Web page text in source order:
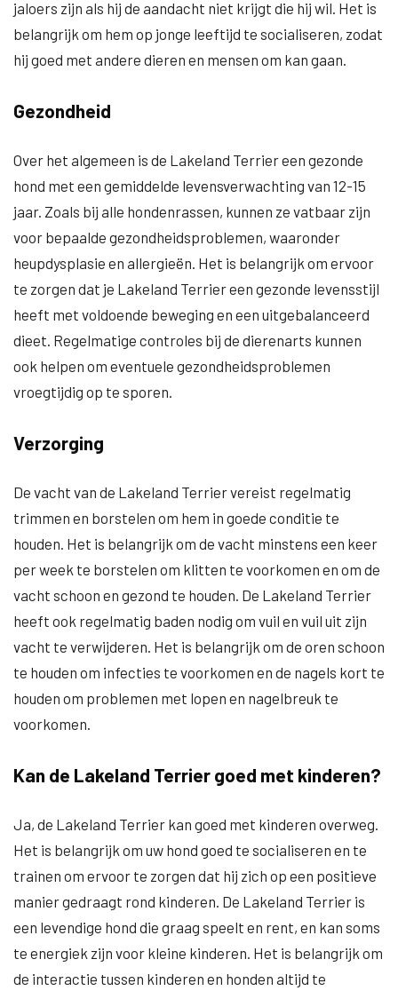
jaloers zijn als hij de aandacht niet krijgt die hij wil. Het is
belangrijk om hem op jonge leeftijd te socialiseren, zodat
hij goed met andere dieren en mensen om kan gaan.
Gezondheid
Over het algemeen is de Lakeland Terrier een gezonde
hond met een gemiddelde levensverwachting van 12-15
jaar. Zoals bij alle hondenrassen, kunnen ze vatbaar zijn
voor bepaalde gezondheidsproblemen, waaronder
heupdysplasie en allergieën. Het is belangrijk om ervoor
te zorgen dat je Lakeland Terrier een gezonde levensstijl
heeft met voldoende beweging en een uitgebalanceerd
dieet. Regelmatige controles bij de dierenarts kunnen
ook helpen om eventuele gezondheidsproblemen
vroegtijdig op te sporen.
Verzorging
De vacht van de Lakeland Terrier vereist regelmatig
trimmen en borstelen om hem in goede conditie te
houden. Het is belangrijk om de vacht minstens een keer
per week te borstelen om klitten te voorkomen en om de
vacht schoon en gezond te houden. De Lakeland Terrier
heeft ook regelmatig baden nodig om vuil en vuil uit zijn
vacht te verwijderen. Het is belangrijk om de oren schoon
te houden om infecties te voorkomen en de nagels kort te
houden om problemen met lopen en nagelbreuk te
voorkomen.
Kan de Lakeland Terrier goed met kinderen?
Ja, de Lakeland Terrier kan goed met kinderen overweg.
Het is belangrijk om uw hond goed te socialiseren en te
trainen om ervoor te zorgen dat hij zich op een positieve
manier gedraagt rond kinderen. De Lakeland Terrier is
een levendige hond die graag speelt en rent, en kan soms
te energiek zijn voor kleine kinderen. Het is belangrijk om
de interactie tussen kinderen en honden altijd te